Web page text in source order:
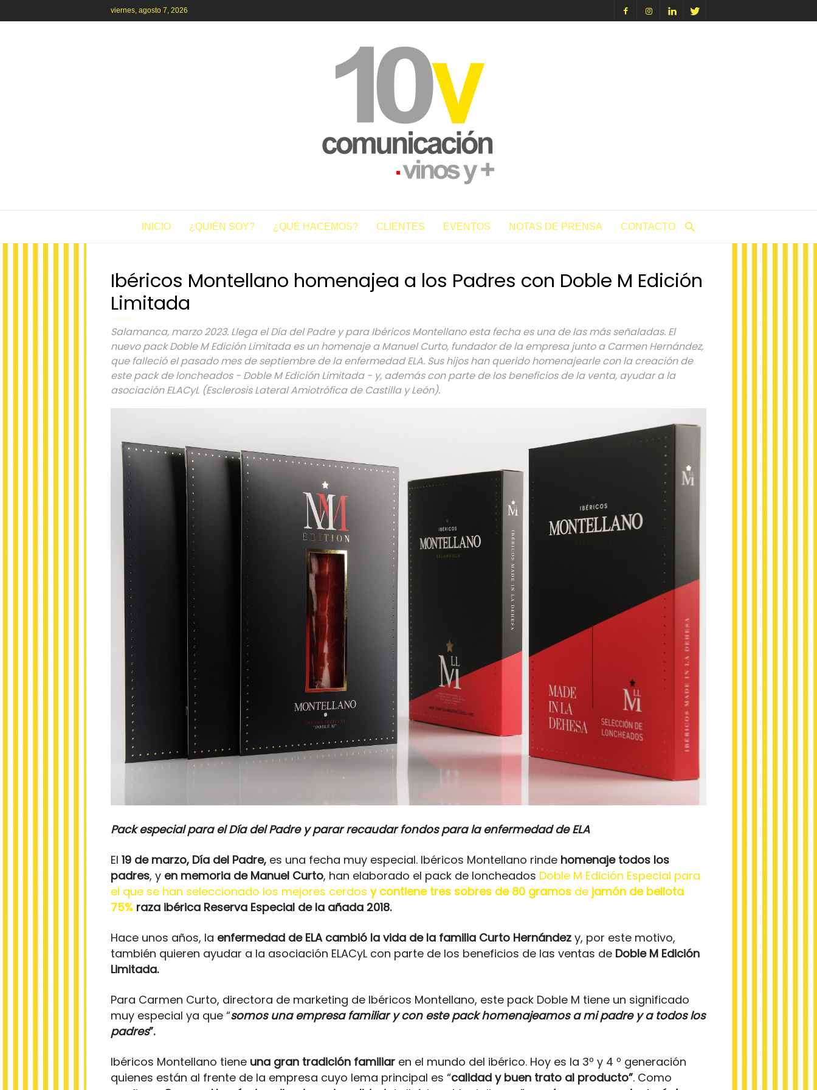
viernes, agosto 7, 2026
INICIO ¿QUIÉN SOY? ¿QUÉ HACEMOS? CLIENTES EVENTOS NOTAS DE PRENSA CONTACTO
Ibéricos Montellano homenajea a los Padres con Doble M Edición
Limitada
Salamanca, marzo 2023. Llega el Día del Padre y para Ibéricos Montellano esta fecha es una de las más señaladas. El
nuevo pack Doble M Edición Limitada es un homenaje a Manuel Curto, fundador de la empresa junto a Carmen Hernández,
que falleció el pasado mes de septiembre de la enfermedad ELA. Sus hijos han querido homenajearle con la creación de
este pack de loncheados - Doble M Edición Limitada - y, además con parte de los beneficios de la venta, ayudar a la
asociación ELACyL (Esclerosis Lateral Amiotrófica de Castilla y León).
Pack especial para el Día del Padre y parar recaudar fondos para la enfermedad de ELA
El 19 de marzo, Día del Padre, es una fecha muy especial. Ibéricos Montellano rinde homenaje todos los
padres, y en memoria de Manuel Curto, han elaborado el pack de loncheados Doble M Edición Especial para
el que se han seleccionado los mejores cerdos y contiene tres sobres de 80 gramos de jamón de bellota
75% raza ibérica Reserva Especial de la añada 2018.
Hace unos años, la enfermedad de ELA cambió la vida de la familia Curto Hernández y, por este motivo,
también quieren ayudar a la asociación ELACyL con parte de los beneficios de las ventas de Doble M Edición
Limitada.
Para Carmen Curto, directora de marketing de Ibéricos Montellano, este pack Doble M tiene un significado
muy especial ya que “somos una empresa familiar y con este pack homenajeamos a mi padre y a todos los
padres”.
Ibéricos Montellano tiene una gran tradición familiar en el mundo del ibérico. Hoy es la 3º y 4 º generación
quienes están al frente de la empresa cuyo lema principal es “calidad y buen trato al producto”. Como